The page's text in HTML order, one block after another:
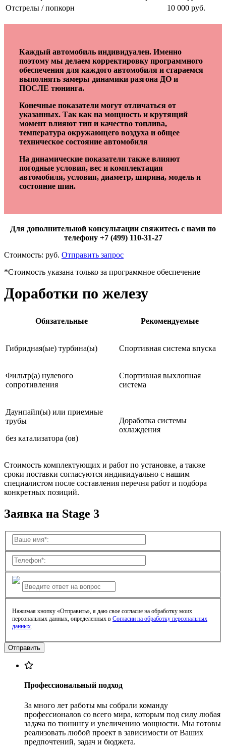
Отстрелы / попкорн
10 000 руб.
Каждый автомобиль индивидуален. Именно
поэтому мы делаем корректировку программного
обеспечения для каждого автомобиля и стараемся
выполнять замеры динамики разгона ДО и
ПОСЛЕ тюнинга.
Конечные показатели могут отличаться от
указанных. Так как на мощность и крутящий
момент влияют тип и качество топлива,
температура окружающего воздуха и общее
техническое состояние автомобиля
На динамические показатели также влияют
погодные условия, вес и комплектация
автомобиля, условия, диаметр, ширина, модель и
состояние шин.
Для дополнительной консультации свяжитесь с нами по
телефону +7 (499) 110-31-27
Стоимость: руб. Отправить запрос
*Стоимость указана только за программное обеспечение
Доработки по железу
Обязательные Рекомендуемые
Гибридная(ые) турбина(ы) Спортивная система впуска
Фильтр(а) нулевого
сопротивления
Спортивная выхлопная
система
Даунпайп(ы) или приемные
трубы
без катализатора (ов)
Доработка системы
охлаждения
Стоимость комплектующих и работ по установке, а также
сроки поставки согласуются индивидуально с нашим
специалистом после составления перечня работ и подбора
конкретных позиций.
Заявка на Stage 3
Нажимая кнопку «Отправить», я даю свое согласие на обработку моих
персональных данных, определенных в Согласии на обработку персональных
данных.
Профессиональный подход
За много лет работы мы собрали команду
профессионалов со всего мира, которым под силу любая
задача по тюнингу и увеличению мощности. Мы готовы
реализовать любой проект в зависимости от Ваших
предпочтений, задач и бюджета.